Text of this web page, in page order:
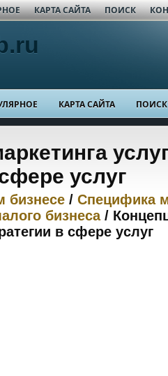
КАРТА САЙТА ПОИСК
КАРТА САЙТА ПОИСК
услуг
бизнесе / Специфика
бизнеса/
в сфере услуг